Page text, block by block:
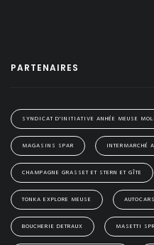
PARTENAIRES
SYNDICAT D'INITIATIVE ANHÉE MEUSE
MAGASINS SPAR INTERMARCHÉ
CHAMPAGNE GRASSET ET STERN ET GÎTE
TONKA EXPLORE MEUSE
BOUCHERIE DETRAUX MASETTI